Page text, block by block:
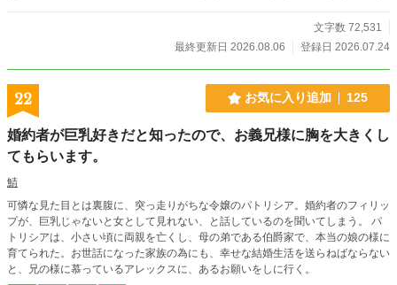
文字数 72,531
最終更新日 2026.08.06
登録日 2026.07.24
22 お気に入り追加 125
婚約者が巨乳好きだと知ったので、お義兄様に胸を大きくし
てもらいます。
鯖
可憐な見た目とは裏腹に、突っ走りがちな令嬢のパトリシア。婚約者のフィリッ
プが、巨乳じゃないと女として見れない、と話しているのを聞いてしまう。 パ
トリシアは、小さい頃に両親を亡くし、母の弟である伯爵家で、本当の娘の様に
育てられた。お世話になった家族の為にも、幸せな結婚生活を送らねばならない
と、兄の様に慕っているアレックスに、あるお願いをしに行く。